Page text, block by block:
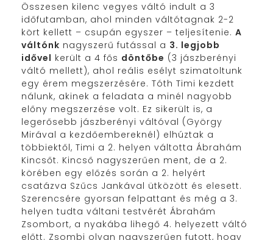
Összesen kilenc vegyes váltó indult a 3
időfutamban, ahol minden váltótagnak 2-2
kört kellett – csupán egyszer – teljesítenie. A
váltónk nagyszerű futással a 3. legjobb
idővel került a 4 fős döntőbe (3 jászberényi
váltó mellett), ahol reális esélyt szimatoltunk
egy érem megszerzésére. Tóth Timi kezdett
nálunk, akinek a feladata a minél nagyobb
előny megszerzése volt. Ez sikerült is, a
legerősebb jászberényi váltóval (György
Mirával a kezdőembereknél) elhúztak a
többiektől, Timi a 2. helyen váltotta Ábrahám
Kincsőt. Kincső nagyszerűen ment, de a 2.
körében egy előzés során a 2. helyért
csatázva Szűcs Jankával ütközött és elesett.
Szerencsére gyorsan felpattant és még a 3.
helyen tudta váltani testvérét Ábrahám
Zsombort, a nyakába lihegő 4. helyezett váltó
előtt. Zsombi olyan nagyszerűen futott, hogy